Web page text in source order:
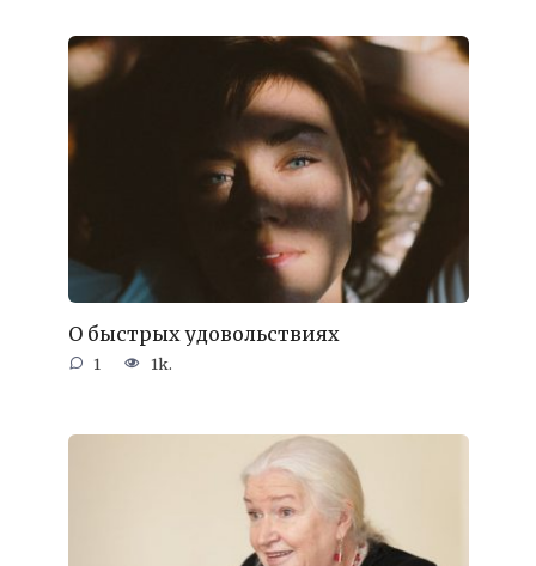
О быстрых удовольствиях
1 1k.